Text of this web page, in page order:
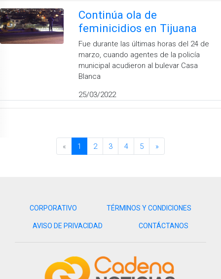
Continúa ola de
feminicidios en Tijuana
Fue durante las últimas horas del 24 de
marzo, cuando agentes de la policía
municipal acudieron al bulevar Casa
Blanca
25/03/2022
« 1 2 3 4 5 »
CORPORATIVO TÉRMINOS Y CONDICIONES
AVISO DE PRIVACIDAD CONTÁCTANOS